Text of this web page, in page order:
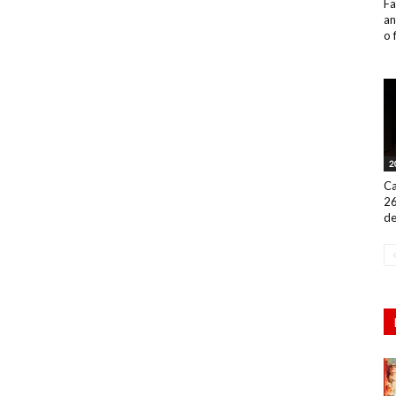
o